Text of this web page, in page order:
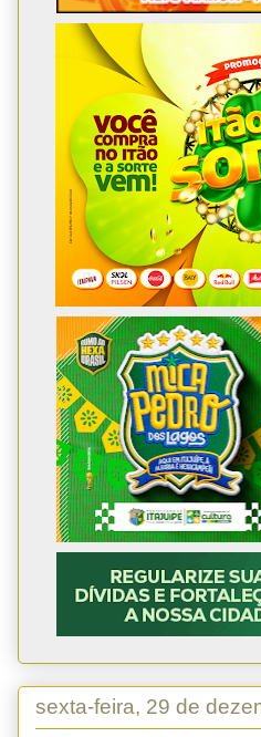
sexta-feira, 29 de